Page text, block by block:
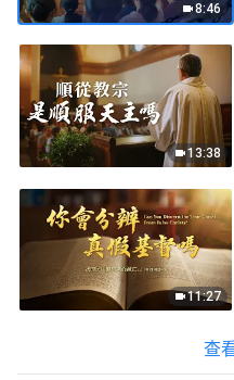
8:46
13:38
11:27
查